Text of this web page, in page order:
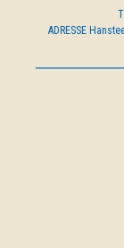
ADRESSE